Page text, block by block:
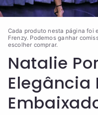
Cada produto nesta página foi
Frenzy. Podemos ganhar
escolher comprar.
Natalie
Elegância